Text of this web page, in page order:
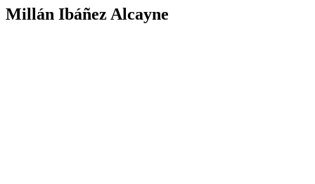
Millán Ibáñez Alcayne